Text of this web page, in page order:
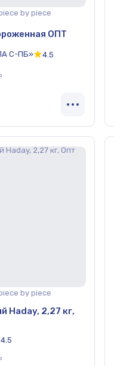
by piece
ОПТ
С-ПБ» 4.5
by piece
Haday, 2,27 кг,
4.5